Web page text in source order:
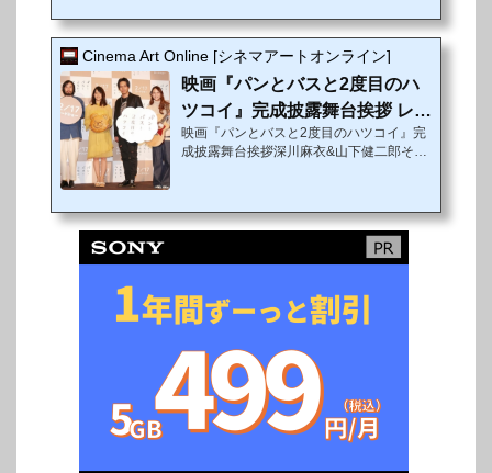
挨拶で深川麻衣が初主演作への熱意を語
る!!昨年乃木坂46を卒業した深川麻衣が映
画初出演にして初主演を務め、三代目 J S
oul Brothersのパフォーマーとして活動す
る山下健二郎と共演する映画『パンとバス
と2度目のハツコイ』が2018年2月17日
（土）より全国公開となる。個性的であり
Cinema Art Online [シネマアートオンライン]
映画『パンとバスと2度目のハ
ツコイ』完成披露舞台挨拶 レポ
ート
映画『パンとバスと2度目のハツコイ』完
成披露舞台挨拶深川麻衣&山下健二郎それ
ら注目を浴びた話題作『パンとバスと2度
目のハツコイ』の完成披露舞台挨拶が1月
22日（月）にイオンシネマ シアタス調布
にして初主演を務めた深川麻衣、相手役を
務めた三代目J SOUL BROTHERSパフォ
などマルチな活動をしている山下健二郎、
監督を務め...